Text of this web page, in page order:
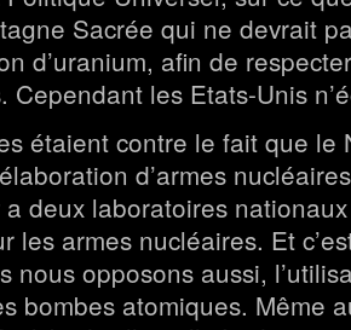
Sacrée qui ne devrait
d’uranium, afin de
Cependant les Etats-Unis
étaient contre le fait que le
d’armes
a deux laboratoires
les armes nucléaires. Et
nous opposons aussi,
bombes atomiques. Même